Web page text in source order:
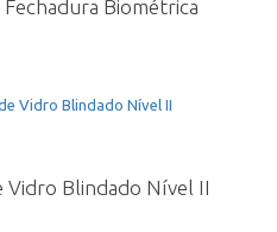
Biométrica
Vidro Blindado Nível II